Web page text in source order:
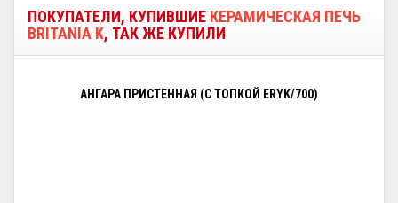
ПОКУПАТЕЛИ, КУПИВШИЕ КЕРАМИЧЕСКАЯ ПЕЧЬ
BRITANIA K, ТАК ЖЕ КУПИЛИ
АНГАРА ПРИСТЕННАЯ (С ТОПКОЙ ERYK/700)